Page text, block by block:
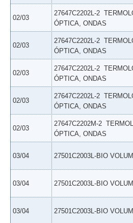
02/03
27647C2202L-2 
ÓPTICA, ONDAS
02/03
27647C2202L-2 
ÓPTICA, ONDAS
02/03
27647C2202L-2 
ÓPTICA, ONDAS
02/03
27647C2202L-2 
ÓPTICA, ONDAS
02/03
27647C2202M-2 
ÓPTICA, ONDAS
03/04 27501C2003L-BIO
03/04 27501C2003L-BIO
03/04 27501C2003L-BIO